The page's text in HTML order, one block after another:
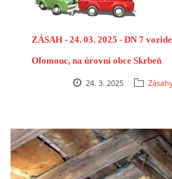
ZÁSAH - 24. 03. 2025 - DN 7
Olomouc, na úrovni obce Skrbeň
24. 3. 2025